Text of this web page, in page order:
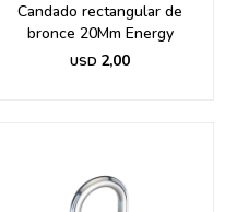
Candado rectangular de
bronce 20Mm Energy
USD 2,00